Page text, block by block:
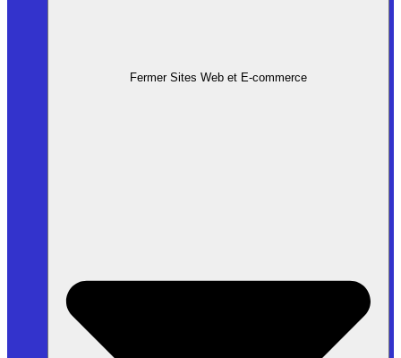
Fermer Sites Web et E-commerce